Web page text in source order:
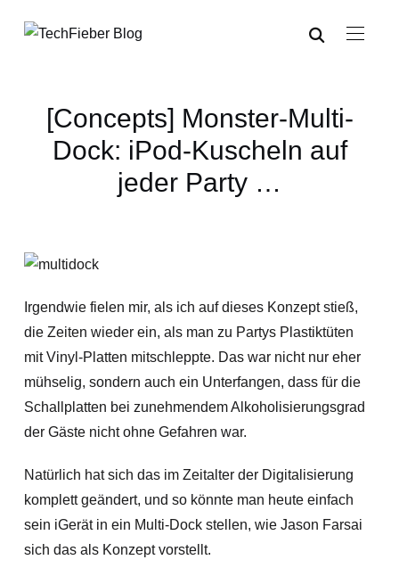
[Concepts] Monster-Multi-
Dock: iPod-Kuscheln auf
jeder Party …
Irgendwie fielen mir, als ich auf dieses Konzept stieß,
die Zeiten wieder ein, als man zu Partys Plastiktüten
mit Vinyl-Platten mitschleppte. Das war nicht nur eher
mühselig, sondern auch ein Unterfangen, dass für die
Schallplatten bei zunehmendem Alkoholisierungsgrad
der Gäste nicht ohne Gefahren war.
Natürlich hat sich das im Zeitalter der Digitalisierung
komplett geändert, und so könnte man heute einfach
sein iGerät in ein Multi-Dock stellen, wie Jason Farsai
sich das als Konzept vorstellt.